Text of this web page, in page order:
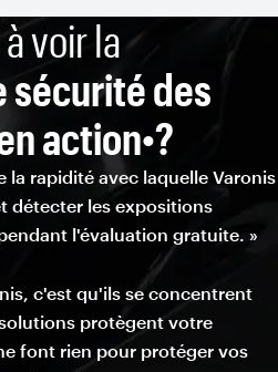
voir la
sécurité des
action•?
la rapidité avec laquelle Varonis
détecter les expositions
l'évaluation gratuite. »
c'est qu'ils se concentrent
protègent votre
font rien pour protéger vos